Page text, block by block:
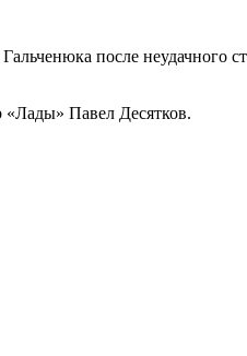
после неудачного
«Лады» Павел Десятков.